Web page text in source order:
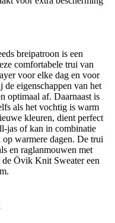
breipatroon is een
comfortabele trui van
voor elke dag en voor
eigenschappen van het
optimaal af. Daarnaast is
als het vochtig is warm
kleuren, dient perfect
jas of kan in combinatie
warmere dagen. De trui
en raglanmouwen met
de Övik Knit Sweater een